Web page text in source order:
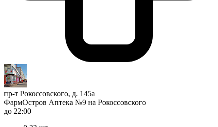
пр-т Рокоссовского, д. 145а
ФармОстров Аптека №9 на Рокоссовского
до 22:00